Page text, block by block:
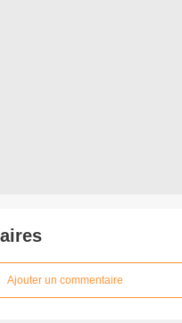
Ajouter un commentaire